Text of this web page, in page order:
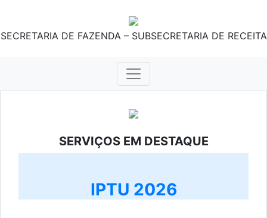
SECRETARIA DE FAZENDA – SUBSECRETARIA DE RECEITA
SERVIÇOS EM DESTAQUE
IPTU 2026